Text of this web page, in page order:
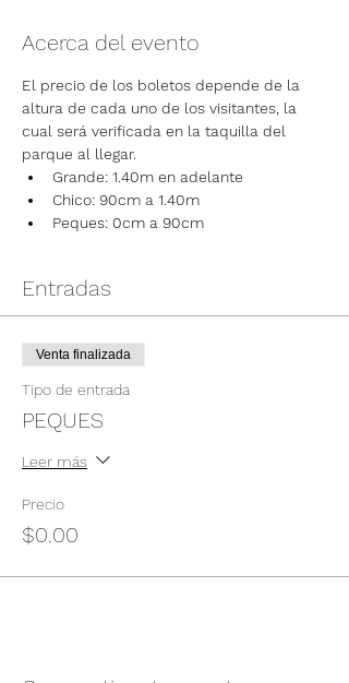
Acerca del evento
El precio de los boletos depende de la
altura de cada uno de los visitantes, la
cual será verificada en la taquilla del
parque al llegar.
Grande: 1.40m en adelante
Chico: 90cm a 1.40m
Peques: 0cm a 90cm
Entradas
Venta finalizada
Tipo de entrada
PEQUES
Leer más
Precio
$0.00